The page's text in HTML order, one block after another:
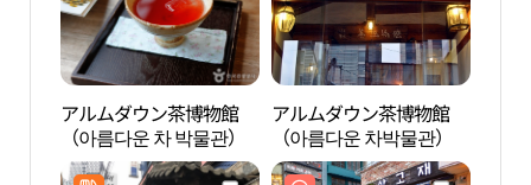
アルムダウン茶博物館
（아름다운 차 박물관）
アルムダウン茶博物館
（아름다운 차박물관）